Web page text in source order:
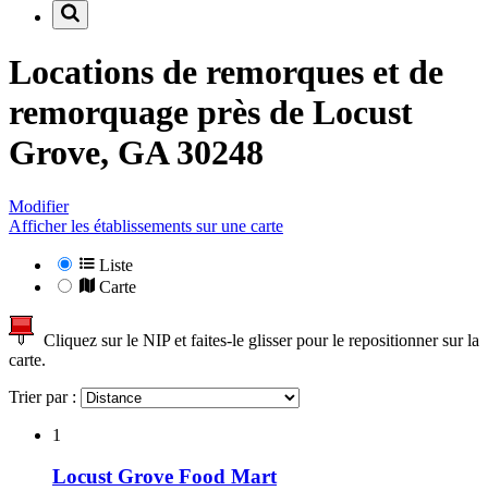
Locations de remorques et de
remorquage près de Locust
Grove, GA 30248
Modifier
Afficher les établissements sur une carte
Liste
Carte
Cliquez sur le NIP et faites-le glisser pour le repositionner sur la
carte.
Trier par :
1
Locust Grove Food Mart